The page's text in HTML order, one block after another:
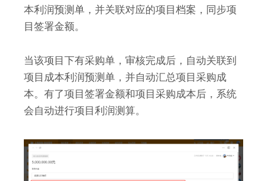
本利润预测单，并关联对应的项目档案，同步项
目签署金额。
当该项目下有采购单，审核完成后，自动关联到
项目成本利润预测单，并自动汇总项目采购成
本。有了项目签署金额和项目采购成本后，系统
会自动进行项目利润测算。